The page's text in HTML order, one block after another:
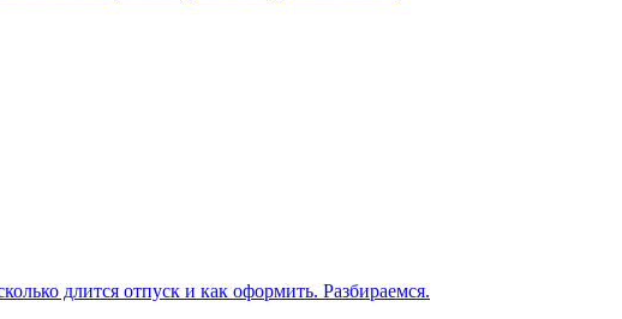
длится отпуск и как оформить. Разбираемся.